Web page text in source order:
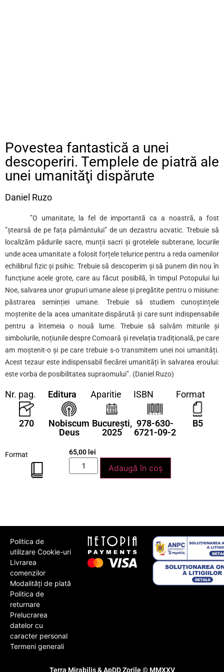
Povestea fantastică a unei
descoperiri. Templele de piatră ale
unei umanităţi dispărute
Daniel Ruzo
”O umanitate, la fel de importantă ca a noastră, a fost
”ștearsă de pe fața pământului” de un dezastru acvatic. Trebuie să
localizăm pădurile sacre, munții sacri și grotelele subterane, locurile
unde acea umanitate a folosit forțele telurice pentru a reda oamenilor
echilibrul fizic și psihic. Trebuie să descoperim și să punem din nou în
funcțiune acele grote, care au făcut posibilă, în timpul Potopului lui
Noe, salvarea unor grupuri umane alese și pregătite pentru o misiune:
păstrarea seminției umane. Trebuie să studiem cunoștințele
moștenite de la acea umanitate dispărută și care sunt indispensabile
pentru a întemeia o nouă lume. Trebuie să salvăm miturile și
simbolurile, noțiunile despre Comoară și revelația tradițională, pe care
am moștenit-o și pe care trebuie s-o transmitem unei noi umanități.
Acest tezaur este indispensabil fiecărei umanități în salvarea eroului:
este vorba de posibilitatea supraomului”. (Daniel Ruzo)
Nr. pag.
270
Editura
Nobiscum
Deus
Aparitie
București,
2025
ISBN
978-630-
6721-09-2
Format
B5
Format 65,00 lei
Adaugă în coș
Politica de
utilizare Cookie-uri
Livrarea
comenzilor
Modalități de plată
Politica de
returnare
Prelucrarea
datelor cu
caracter personal
Termeni generali
Terra Mirabilis & ApDD Zorile © MMXXV